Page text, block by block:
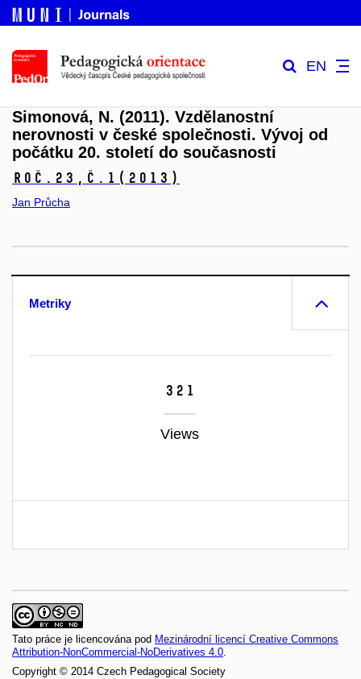
EN
Simonová, N. (2011). Vzdělanostní
nerovnosti v české společnosti. Vývoj od
počátku 20. století do současnosti
Roč.23, č.1 (2013)
Jan Průcha
Metriky
321
Views
Tato práce je licencována pod Mezinárodní licencí Creative Commons
Attribution-NonCommercial-NoDerivatives 4.0.
Copyright © 2014 Czech Pedagogical Society